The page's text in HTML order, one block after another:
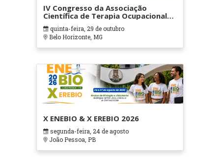
IV Congresso da Associação
Científica de Terapia Ocupacional
em Contextos Hospitalares e
Cuidados Paliativos - ATOHOSP
quinta-feira, 29 de outubro
Belo Horizonte, MG
X ENEBIO & X EREBIO 2026
segunda-feira, 24 de agosto
João Pessoa, PB